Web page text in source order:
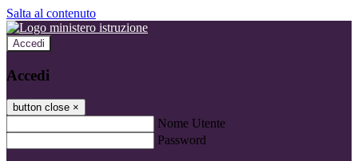
Salta al contenuto
Accedi
Accedi
button close ×
Nome Utente
Password